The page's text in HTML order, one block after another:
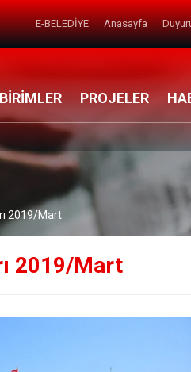
E-BELEDİYE Anasayfa
BİRİMLER PROJELER
2019/Mart
2019/Mart